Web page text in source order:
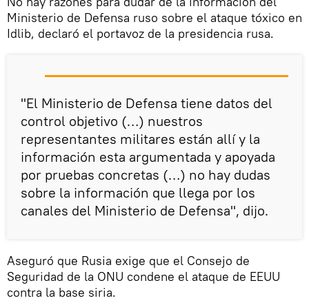
Ministerio de Defensa ruso sobre el ataque tóxico en
Idlib, declaró el portavoz de la presidencia rusa.
"El Ministerio de Defensa tiene datos del
control objetivo (…) nuestros
representantes militares están allí y la
información esta argumentada y apoyada
por pruebas concretas (…) no hay dudas
sobre la información que llega por los
canales del Ministerio de Defensa", dijo.
Aseguró que Rusia exige que el Consejo de
Seguridad de la ONU condene el ataque de EEUU
contra la base siria.